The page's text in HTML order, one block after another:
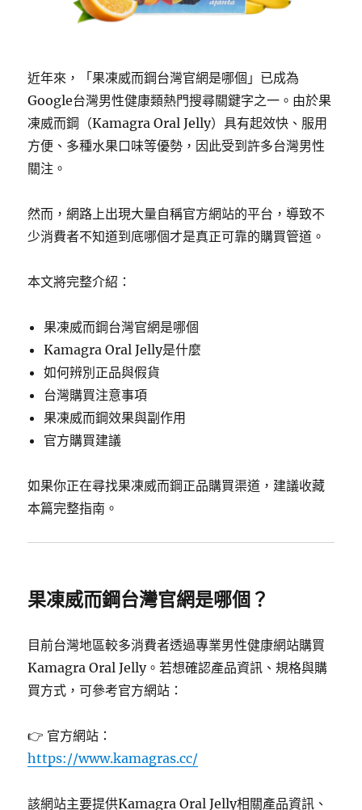
近年來，「果凍威而鋼台灣官網是哪個」已成為
Google台灣男性健康類熱門搜尋關鍵字之一。由於果
凍威而鋼（Kamagra Oral Jelly）具有起效快、服用
方便、多種水果口味等優勢，因此受到許多台灣男性
關注。
然而，網路上出現大量自稱官方網站的平台，導致不
少消費者不知道到底哪個才是真正可靠的購買管道。
本文將完整介紹：
果凍威而鋼台灣官網是哪個
Kamagra Oral Jelly是什麼
如何辨別正品與假貨
台灣購買注意事項
果凍威而鋼效果與副作用
官方購買建議
如果你正在尋找果凍威而鋼正品購買渠道，建議收藏
本篇完整指南。
果凍威而鋼台灣官網是哪個？
目前台灣地區較多消費者透過專業男性健康網站購買
Kamagra Oral Jelly。若想確認產品資訊、規格與購
買方式，可參考官方網站：
👉 官方網站：
https://www.kamagras.cc/
該網站主要提供Kamagra Oral Jelly相關產品資訊、